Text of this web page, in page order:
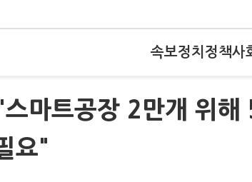
속보정치 정책사
마트공장 2만개 위해
요"